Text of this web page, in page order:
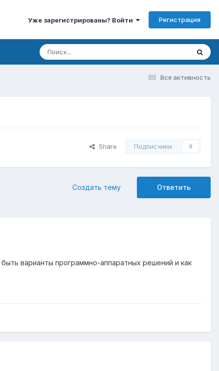
Уже зарегистрированы? Войти Регистрация
Вся активность
Share Подписчики 0
Ответить
Создать тему
варианты программно-аппаратных решений и как